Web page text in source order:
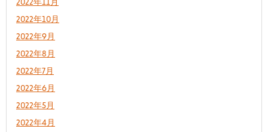
2022年10月
2022年9月
2022年8月
2022年7月
2022年6月
2022年5月
2022年4月